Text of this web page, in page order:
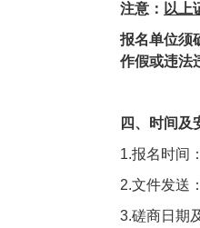
注意： 以上
报名单位须
作假或违法
四、时间及
1.报名时间
2.文件发送：
3.磋商日期